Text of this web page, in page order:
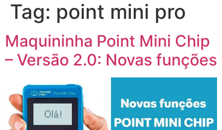
Tag: point mini pro
Maquininha Point Mini Chip
– Versão 2.0: Novas funções